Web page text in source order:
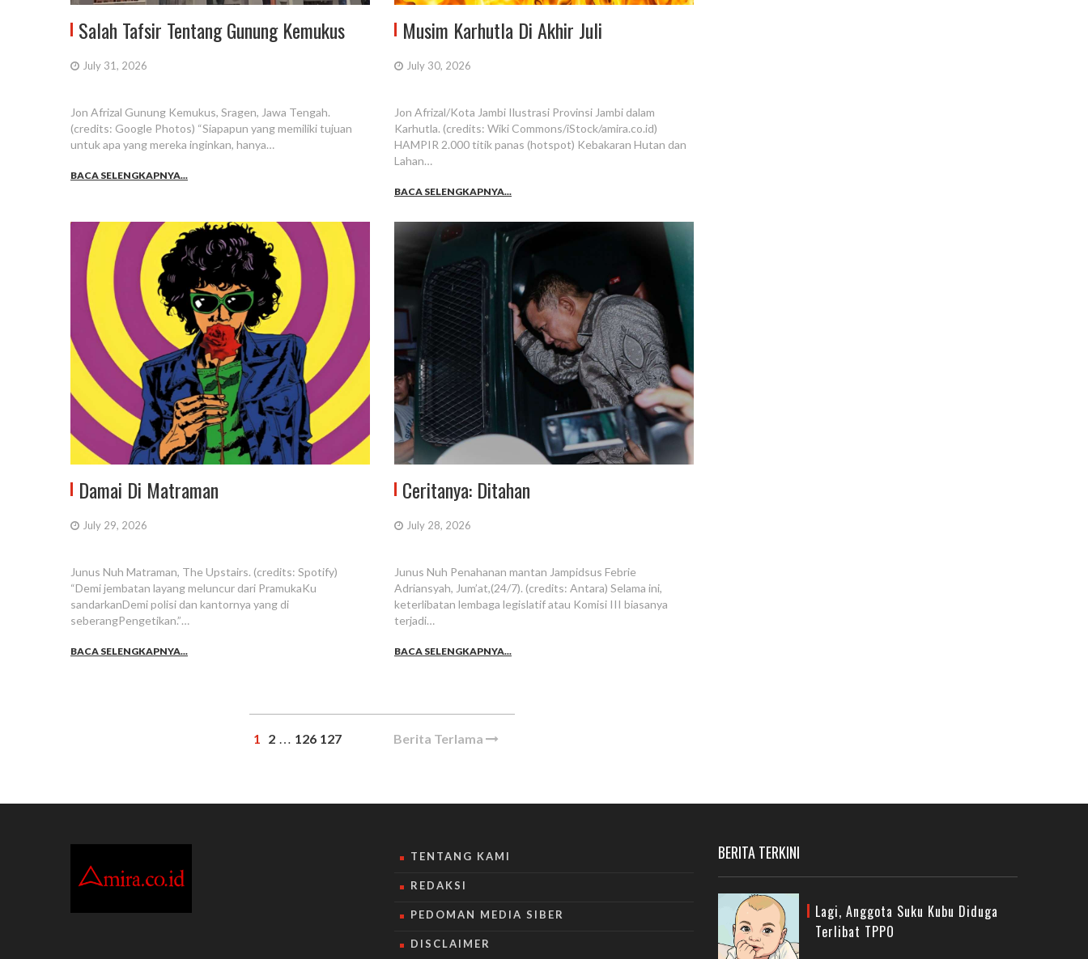
Salah Tafsir Tentang Gunung Kemukus
July 31, 2026
Jon Afrizal Gunung Kemukus, Sragen, Jawa Tengah.
(credits: Google Photos) “Siapapun yang memiliki tujuan
untuk apa yang mereka inginkan, hanya…
BACA SELENGKAPNYA...
Musim Karhutla Di Akhir Juli
July 30, 2026
Jon Afrizal/Kota Jambi Ilustrasi Provinsi Jambi dalam
Karhutla. (credits: Wiki Commons/iStock/amira.co.id)
HAMPIR 2.000 titik panas (hotspot) Kebakaran Hutan dan
Lahan…
BACA SELENGKAPNYA...
Damai Di Matraman
July 29, 2026
Junus Nuh Matraman, The Upstairs. (credits: Spotify)
“Demi jembatan layang meluncur dari PramukaKu
sandarkanDemi polisi dan kantornya yang di
seberangPengetikan.”…
BACA SELENGKAPNYA...
Ceritanya: Ditahan
July 28, 2026
Junus Nuh Penahanan mantan Jampidsus Febrie
Adriansyah, Jum’at,(24/7). (credits: Antara) Selama ini,
keterlibatan lembaga legislatif atau Komisi III biasanya
terjadi…
BACA SELENGKAPNYA...
1 2 … 126 127 Berita Terlama
TENTANG KAMI
REDAKSI
PEDOMAN MEDIA SIBER
DISCLAIMER
BERITA TERKINI
Lagi, Anggota Suku Kubu Diduga
Terlibat TPPO